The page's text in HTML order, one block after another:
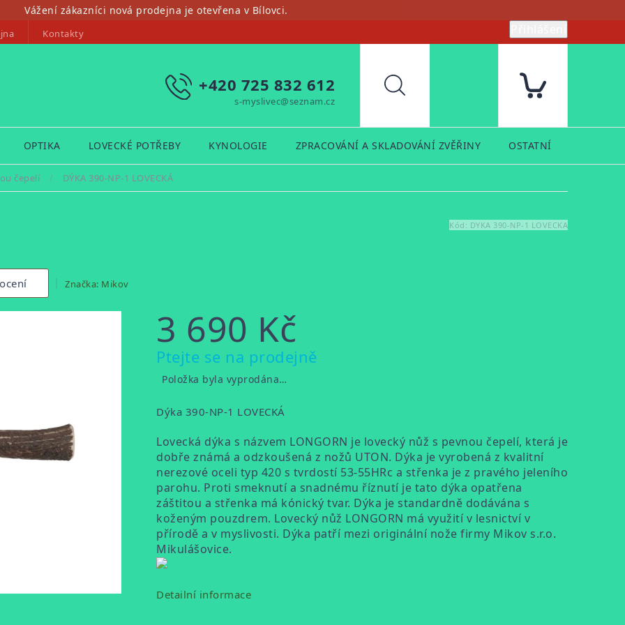
Vážení zákazníci nová prodejna je otevřena v Bílovci.
Kontakty
+420 725 832 612
s-myslivec@seznam.cz
Hledat
OPTIKA LOVECKÉ POTŘEBY KYNOLOGIE ZPRACOVÁNÍ A SKLADOVÁNÍ ZVĚŘINY OSTATNÍ
čepelí / DÝKA 390-NP-1 LOVECKÁ
Kód: DYKA 390-NP-1 LOVECKA
Značka: Mikov
3 690 Kč
Měrná
cena:
Ptejte se na prodejně
Položka byla vyprodána…
Dýka 390-NP-1 LOVECKÁ
Lovecká dýka s názvem LONGORN je lovecký nůž s pevnou čepelí, která je
dobře známá a odzkoušená z nožů UTON. Dýka je vyrobená z kvalitní
nerezové oceli typ 420 s tvrdostí 53-55HRc a střenka je z pravého jeleního
parohu. Proti smeknutí a snadnému říznutí je tato dýka opatřena
záštitou a střenka má kónický tvar. Dýka je standardně dodávána s
koženým pouzdrem. Lovecký nůž LONGORN má využití v lesnictví v
přírodě a v myslivosti. Dýka patří mezi originální nože firmy Mikov s.r.o.
Mikulášovice.
Detailní informace